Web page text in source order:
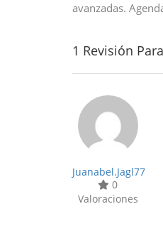
avanzadas.
1 Revisión
Juanabel.jagl77
0
Valoraciones